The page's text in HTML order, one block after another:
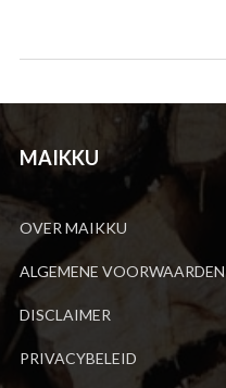
MAIKKU
OVER MAIKKU
ALGEMENE VOORWAARDEN
DISCLAIMER
PRIVACYBELEID